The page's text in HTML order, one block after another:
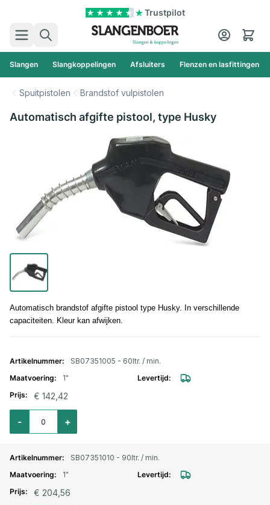
Trustpilot
Zoek
Cart
Slangen Slangkoppelingen Afsluiters Flenzen en lasfittingen
Spuitpistolen Brandstof vulpistolen
Automatisch afgifte pistool, type Husky
Automatisch brandstof afgifte pistool type Husky. In verschillende
capaciteiten. Kleur kan afwijken.
SB07351005 - 60ltr. / min.
1"
€ 142,42
Aantal voor Automatisch afgifte pistool, type Piusi A60 1"
+
-
SB07351010 - 90ltr. / min.
1"
€ 204,56